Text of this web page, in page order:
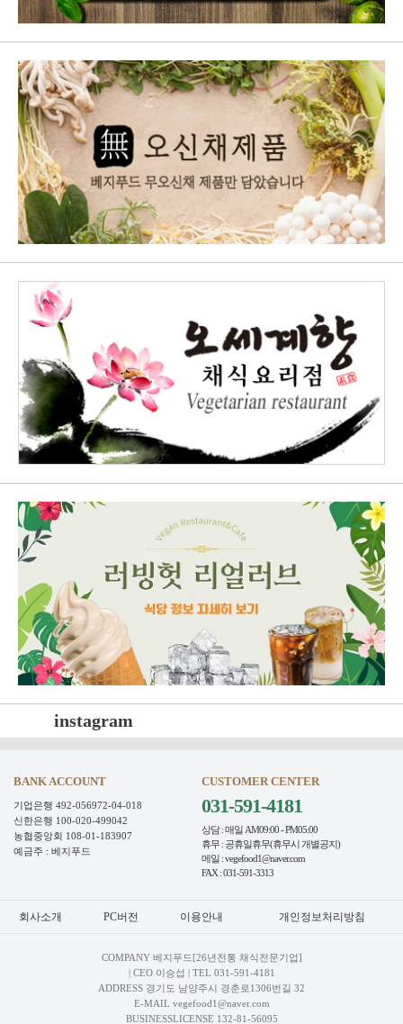
instagram
BANK ACCOUNT
기업은행 492-056972-04-018
신한은행 100-020-499042
농협중앙회 108-01-183907
예금주 : 베지푸드
CUSTOMER CENTER
031-591-4181
상담 : 매일 AM09:00 - PM05:00
휴무 : 공휴일휴무(휴무시 개별공지)
메일 : vegefood1@naver.com
FAX : 031-591-3313
회사소개 PC버전 이용안내 개인정보처리방침
COMPANY 베지푸드[26년전통 채식전문기업]
| CEO 이승섭 | TEL 031-591-4181
ADDRESS 경기도 남양주시 경춘로1306번길 32
E-MAIL vegefood1@naver.com
BUSINESSLICENSE 132-81-56095